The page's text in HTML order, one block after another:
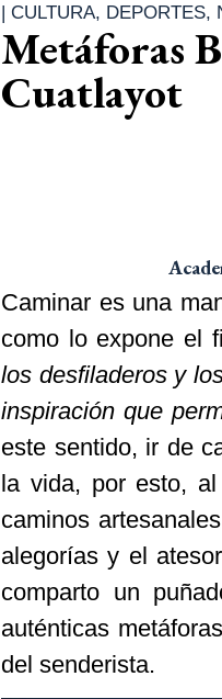
| CULTURA, DEPORTES,
Metáforas
Cuatlayot
Caminar es una
como lo expone el
los desfiladeros y
inspiración que
este sentido, ir de
la vida, por esto,
caminos
alegorías y el
comparto un
auténticas
del senderista.